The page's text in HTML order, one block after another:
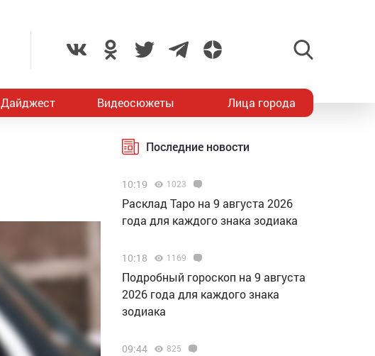
Дайджест Видеосюжеты Лица города
Последние новости
10:19 1023
Расклад Таро на 9 августа 2026
года для каждого знака зодиака
10:18 1169
Подробный гороскоп на 9 августа
2026 года для каждого знака
зодиака
09:44 825